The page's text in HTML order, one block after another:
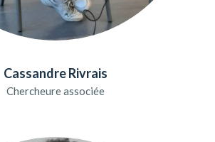
Cassandre Rivrais
Chercheure associée